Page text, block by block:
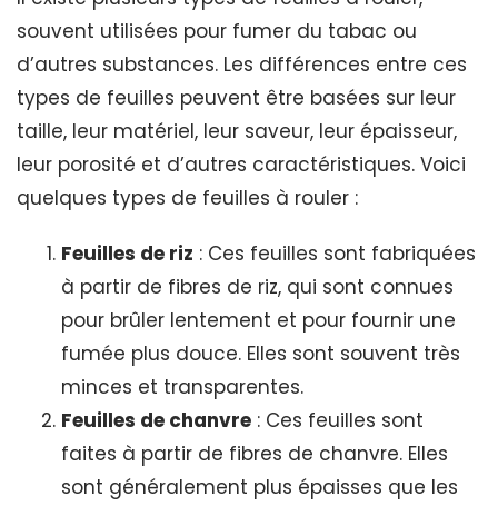
souvent utilisées pour fumer du tabac ou
d’autres substances. Les différences entre ces
types de feuilles peuvent être basées sur leur
taille, leur matériel, leur saveur, leur épaisseur,
leur porosité et d’autres caractéristiques. Voici
quelques types de feuilles à rouler :
Feuilles de riz : Ces feuilles sont fabriquées
à partir de fibres de riz, qui sont connues
pour brûler lentement et pour fournir une
fumée plus douce. Elles sont souvent très
minces et transparentes.
Feuilles de chanvre : Ces feuilles sont
faites à partir de fibres de chanvre. Elles
sont généralement plus épaisses que les